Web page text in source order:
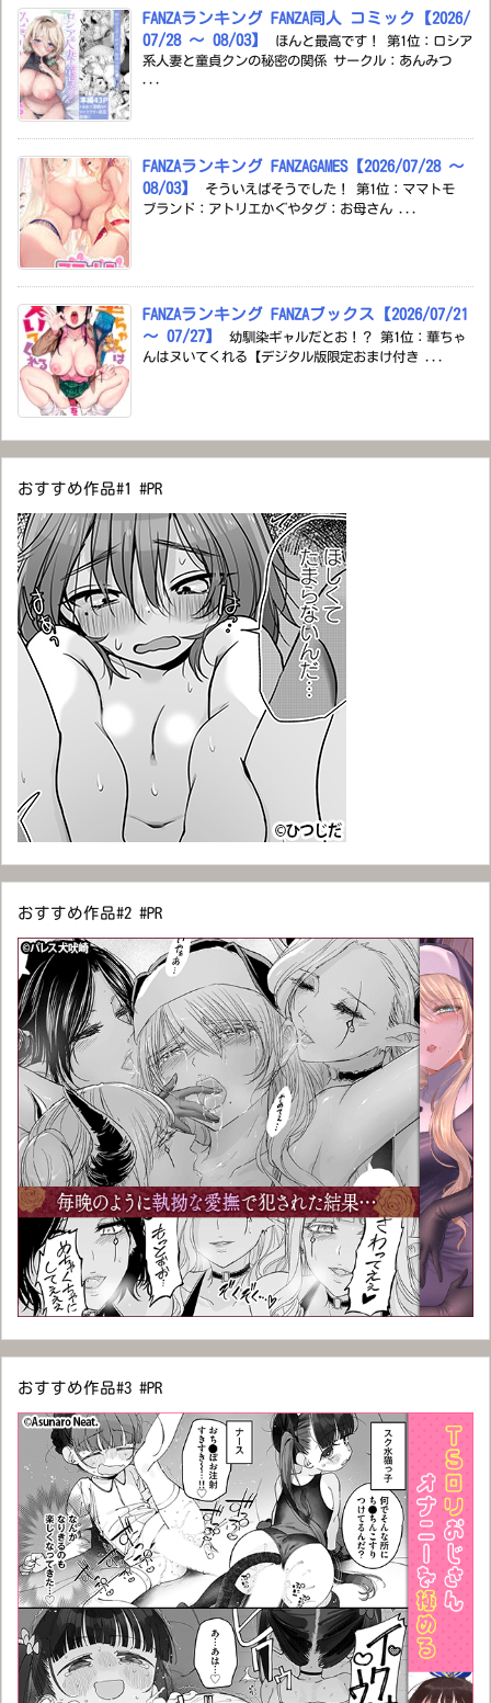
FANZAランキング FANZA同人 コミック【2026/
07/28 ～ 08/03】
ほんと最高です！ 第1位：ロシア
系人妻と童貞クンの秘密の関係 サークル：あんみつ
...
FANZAランキング FANZAGAMES【2026/07/28 ～
08/03】
そういえばそうでした！ 第1位：ママトモ
ブランド：アトリエかぐやタグ：お母さん ...
FANZAランキング FANZAブックス【2026/07/21
～ 07/27】
幼馴染ギャルだとお！？ 第1位：華ちゃ
んはヌいてくれる【デジタル版限定おまけ付き ...
おすすめ作品#1 #PR
おすすめ作品#2 #PR
おすすめ作品#3 #PR